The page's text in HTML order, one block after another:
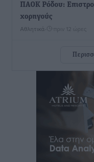
ΠΑΟΚ Ρόδου:
χορηγούς
Αθλητικά πριν 12 ώρες
Rhodes Beyond
Κικίλιας: Μειώθηκαν
ροές στα θαλάσσια
Κως: Γερμανός